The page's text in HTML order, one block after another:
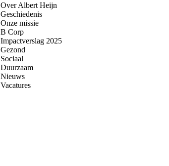
Over Albert Heijn
Geschiedenis
Onze missie
B Corp
Impactverslag 2025
Gezond
Sociaal
Duurzaam
Nieuws
Vacatures